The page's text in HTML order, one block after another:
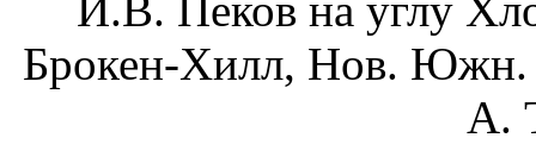
Брокен-Хилл, Нов. Южн.
А.